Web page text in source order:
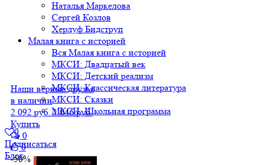
Наталья Маркелова
Сергей Козлов
Херлуф Бидструп
Малая книга с историей
Вся Малая книга с историей
МКСИ: Двадцатый век
МКСИ: Детский реализм
МКСИ: Классическая литература
МКСИ: Сказки
МКСИ: Школьная программа
0
Подписаться
Блог
Наши верные друзья
в наличии
2 092 руб. 1 046 руб.
Купить
0
0
-50%